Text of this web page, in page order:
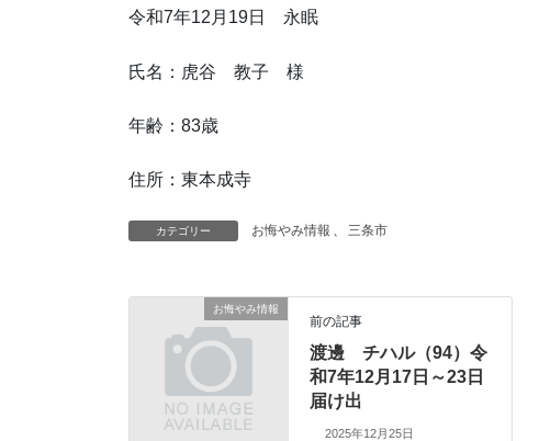
令和7年12月19日 永眠
氏名：虎谷 教子 様
年齢：83歳
住所：東本成寺
カテゴリー お悔やみ情報 、 三条市
お悔やみ情報
前の記事
渡邊 チハル（94）令
和7年12月17日～23日
届け出
2025年12月25日